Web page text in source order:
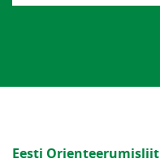
Eesti Orienteerumisliit